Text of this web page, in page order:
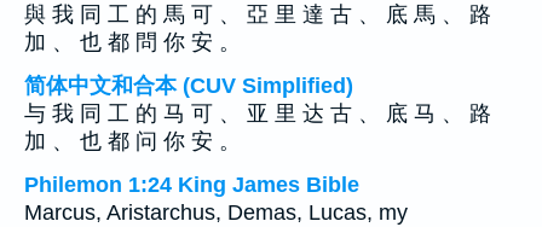
與 我 同 工 的 馬 可 、 亞 里 達 古 、 底 馬 、 路
加 、 也 都 問 你 安 。
简体中文和合本 (CUV Simplified)
与 我 同 工 的 马 可 、 亚 里 达 古 、 底 马 、 路
加 、 也 都 问 你 安 。
Philemon 1:24 King James Bible
Marcus, Aristarchus, Demas, Lucas, my